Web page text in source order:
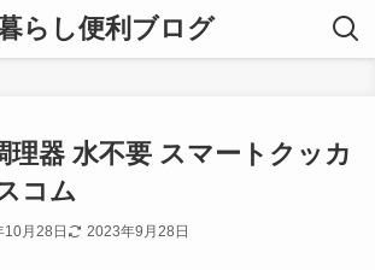
らし便利ブログ
理器 水不要 スマートクッカ
コム
月28日 2023年9月28日